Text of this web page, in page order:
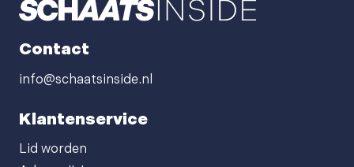
Contact
info@schaatsinside.nl
Klantenservice
Lid worden